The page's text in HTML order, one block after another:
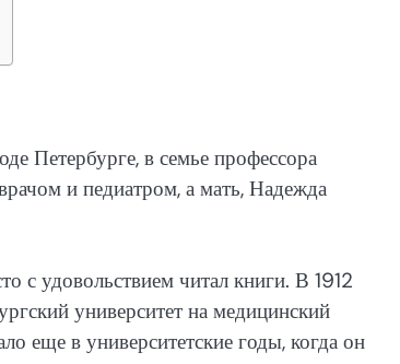
Петербурге, в семье профессора
и педиатром, а мать, Надежда
с удовольствием читал книги. В 1912
университет на медицинский
еще в университетские годы, когда он